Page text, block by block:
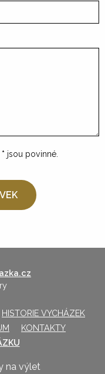
* jsou povinné.
HISTORIE VYCHÁZEK
KONTAKTY